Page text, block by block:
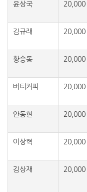
윤상국 20,000
김규래 20,000
황승동 20,000
버티커피 20,000
안동현 20,000
이상혁 20,000
김상재 20,000